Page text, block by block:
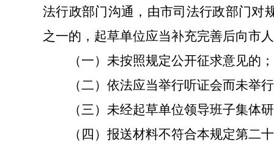
法行政部门沟通，由市司法行政部门对
之一的，起草单位应当补充完善后向市
（一）未按照规定公开征求意见的；
（二）依法应当举行听证会而未举
（三）未经起草单位领导班子集体
（四）报送材料不符合本规定第二